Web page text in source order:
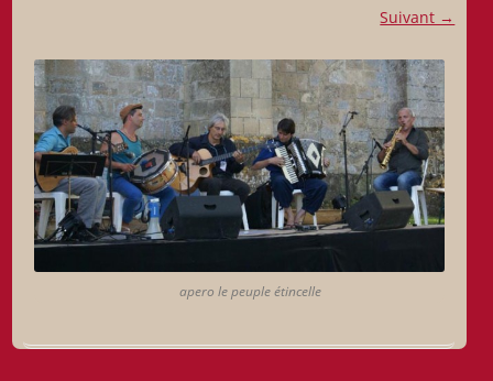
Suivant →
apero le peuple étincelle